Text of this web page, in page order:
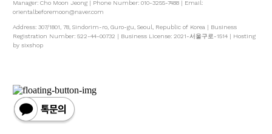
Manager: Cho Moon Jeong | Phone Number: 010-3255-7488 | Email:
orientalbeforemoon@naver.com
Address: 307/1801, 78, Sindorim-ro, Guro-gu, Seoul, Republic of Korea | Business
Registration Number: 522-44-00732 | Business License: 2021-서울구로-1514 | Hosting
by sixshop